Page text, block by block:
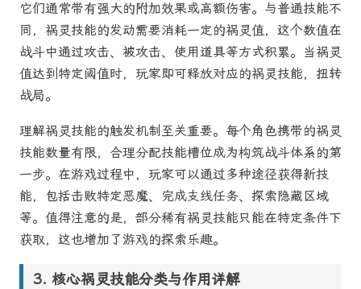
它们通常带有强大的附加效果或高额伤害。与普通技能不
同，祸灵技能的发动需要消耗一定的祸灵值，这个数值在
战斗中通过攻击、被攻击、使用道具等方式积累。当祸灵
值达到特定阈值时，玩家即可释放对应的祸灵技能，扭转
战局。
理解祸灵技能的触发机制至关重要。每个角色携带的祸灵
技能数量有限，合理分配技能槽位成为构筑战斗体系的第
一步。在游戏过程中，玩家可以通过多种途径获得新技
能，包括击败特定恶魔、完成支线任务、探索隐藏区域
等。值得注意的是，部分稀有祸灵技能只能在特定条件下
获取，这也增加了游戏的探索乐趣。
核心祸灵技能分类与作用详解